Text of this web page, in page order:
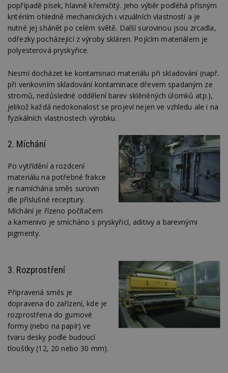
popřípadě písek, hlavně křemičitý. Jeho výběr podléhá přísným
kritériím ohledně mechanických i vizuálních vlastností a je
nutné jej shánět po celém světě. Další surovinou jsou zrcadla,
odřezky pocházející z výroby skláren. Pojícím materiálem je
polyesterová pryskyřice.
Nesmí docházet ke kontaminaci materiálu při skladování (např.
při venkovním skladování kontaminace dřevem spadaným ze
stromů, nedůsledné oddělení barev sklěněných úlomků atp.),
jelikož každá nedokonalost se projeví nejen ve vzhledu ale i na
fyzikálních vlastnostech výrobku.
2. Míchání
Po vytřídění a rozdcení
materiálu na potřebné frakce
je namíchána směs surovin
dle příslušné receptury.
Míchání je řízeno počítačem
a kamenivo je smícháno s pryskyřicí, aditivy a barevnými
pigmenty.
3. Rozprostření
Připravená směs je
dopravena do zařízení, kde je
rozprostřena do gumové
formy (nebo na papír) ve
tvaru desky podle budoucí
tloušťky (12, 20 nebo 30 mm).